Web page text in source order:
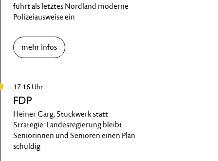
führt als letztes Nordland moderne
Polizeiausweise ein
mehr Infos
17.16 Uhr
FDP
Heiner Garg: Stückwerk statt
Strategie: Landesregierung bleibt
Seniorinnen und Senioren einen Plan
schuldig